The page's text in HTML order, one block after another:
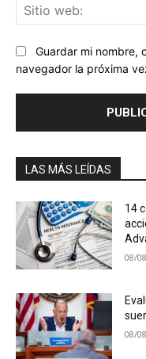
Guardar mi nombre,
navegador la próxima
LAS MÁS LEÍDAS
14
08/
08/